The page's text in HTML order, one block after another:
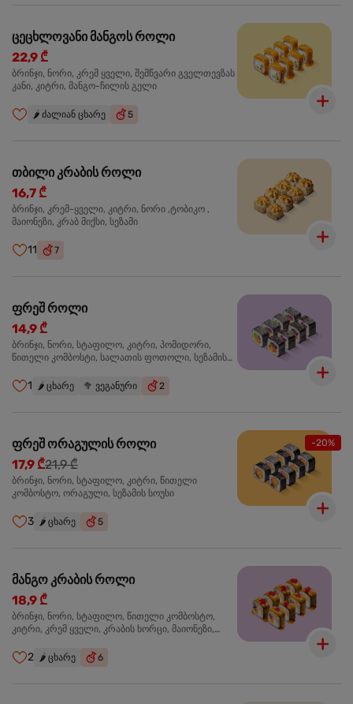
ცეცხლოვანი მანგოს როლი
22,9 ₾
ბრინჯი, ნორი, კრემ ყველი, შემწვარი გველთევზას
კანი, კიტრი, მანგო-ჩილის გელი
🌶️ ძალიან ცხარე 5
თბილი კრაბის როლი
16,7 ₾
ბრინჯი, კრემ-ყველი, კიტრი, ნორი ,ტობიკო ,
მაიონეზი, კრაბ მიქსი, სეზამი
11 7
ფრეშ როლი
14,9 ₾
ბრინჯი, ნორი, სტაფილო, კიტრი, პომიდორი,
წითელი კომბოსტი, სალათის ფოთოლი, სეზამის
1 🌶️ ცხარე 🥦 ვეგანური 2
-20%
ფრეშ ორაგულის როლი
17,9 ₾21,9 ₾
ბრინჯი, ნორი, სტაფილო, კიტრი, წითელი
კომბოსტო, ორაგული, სეზამის სოუსი
3 🌶️ ცხარე 5
მანგო კრაბის როლი
18,9 ₾
ბრინჯი, ნორი, სტაფილო, წითელი კომბოსტო,
კიტრი, კრემ ყველი, კრაბის ხორცი, მაიონეზი,
2 🌶️ ცხარე 6